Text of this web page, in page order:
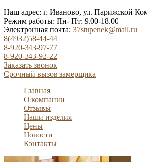
Наш адрес: г. Иваново, ул. Парижской
Режим работы: Пн- Пт: 9.00-18.00
Электронная почта: 37stupenek@mail.ru
8(4932)58-44-44
8-920-343-97-77
8-920-343-92-22
Заказать звонок
Срочный вызов замерщика
Главная
О компании
Отзывы
Наши изделия
Цены
Новости
Контакты